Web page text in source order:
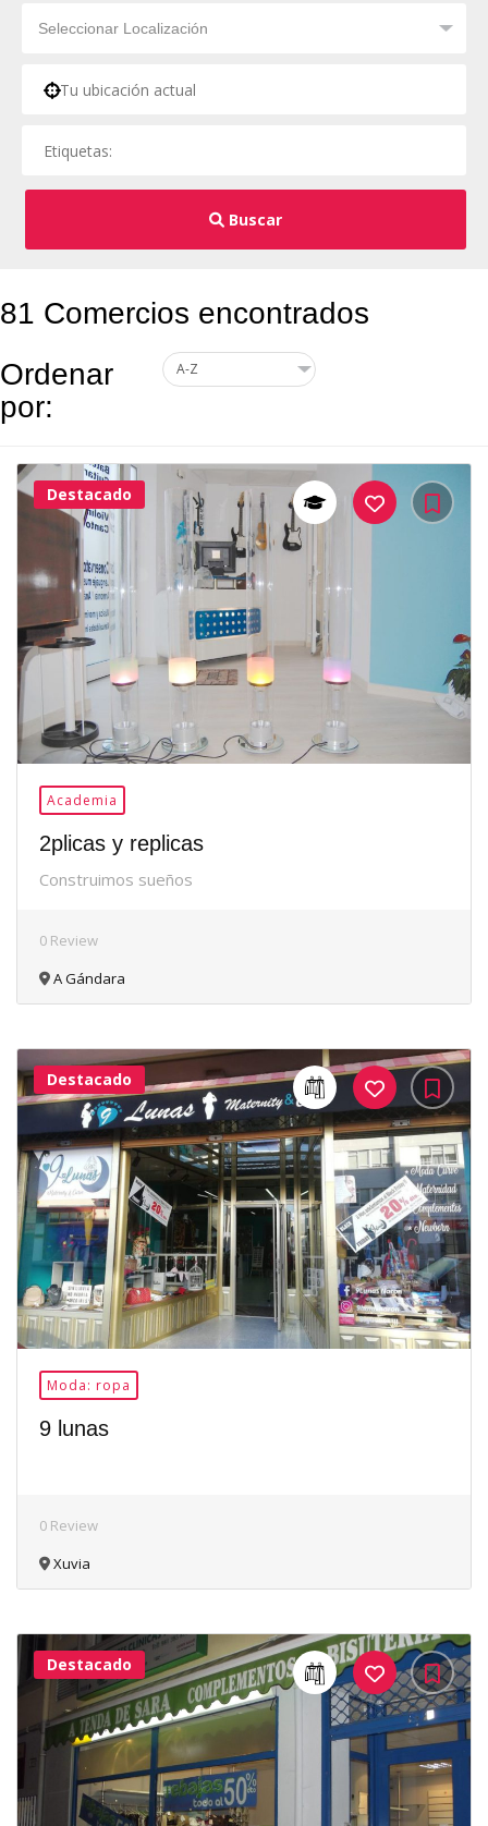
Buscar
81 Comercios encontrados
Ordenar
por:
38Me
Destacado
Academia
2plicas y replicas
Construimos sueños
0 Review
A Gándara
34Me
Gusta
Destacado
Moda: ropa
9 lunas
0 Review
Xuvia
41Me
Gusta
Destacado